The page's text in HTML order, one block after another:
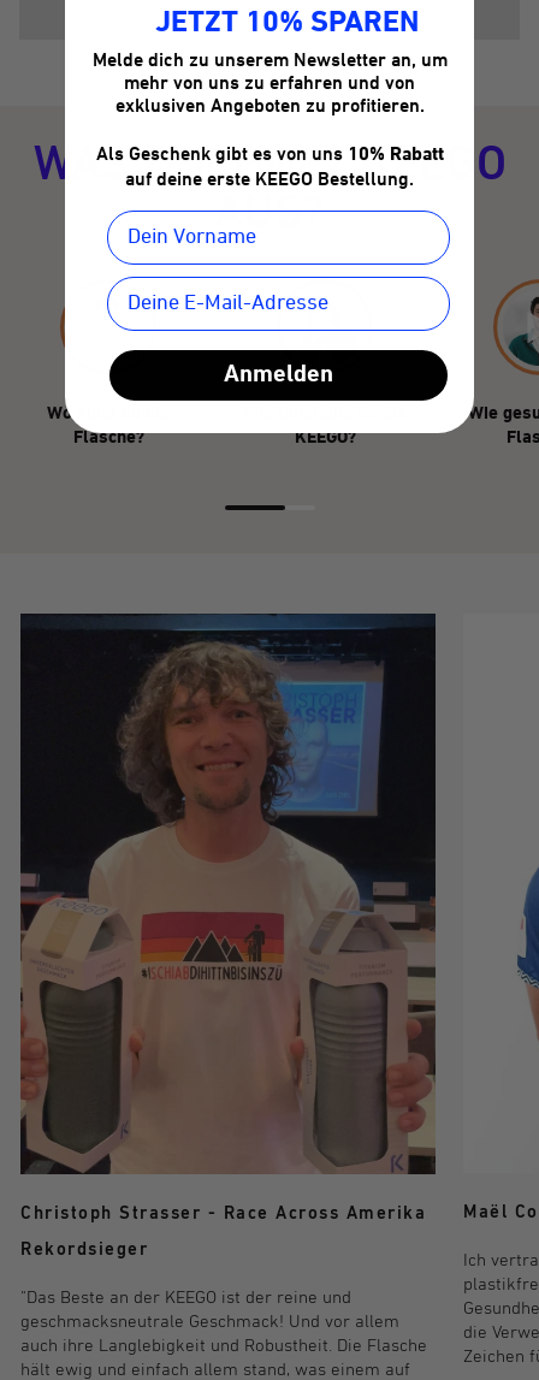
WAS ZEICHNET KEEGO
AUS?
Wo nutzt du die
Flasche?
KEEGO?
Wie
Christoph Strasser - Race Across Amerika
Rekordsieger
"Das Beste an der KEEGO ist der reine und
geschmacksneutrale Geschmack! Und vor allem
auch ihre Langlebigkeit und Robustheit. Die Flasche
hält ewig und einfach allem stand, was einem auf
Maël
Ich
die
Zeichen
JETZT 10% SPAREN
Melde dich zu unserem Newsletter an, um
mehr von uns zu erfahren und von
exklusiven Angeboten zu profitieren.
Als Geschenk gibt es von uns 10% Rabatt
auf deine erste KEEGO Bestellung.
Anmelden